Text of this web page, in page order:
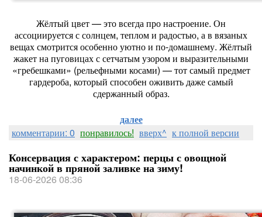
Жёлтый цвет — это всегда про настроение. Он
ассоциируется с солнцем, теплом и радостью, а в вязаных
вещах смотрится особенно уютно и по‑домашнему. Жёлтый
жакет на пуговицах с сетчатым узором и выразительными
«гребешками» (рельефными косами) — тот самый предмет
гардероба, который способен оживить даже самый
сдержанный образ.
далее
комментарии: 0 понравилось! вверх^ к полной версии
Консервация с характером: перцы с овощной
начинкой в пряной заливке на зиму!
18-06-2026 08:36